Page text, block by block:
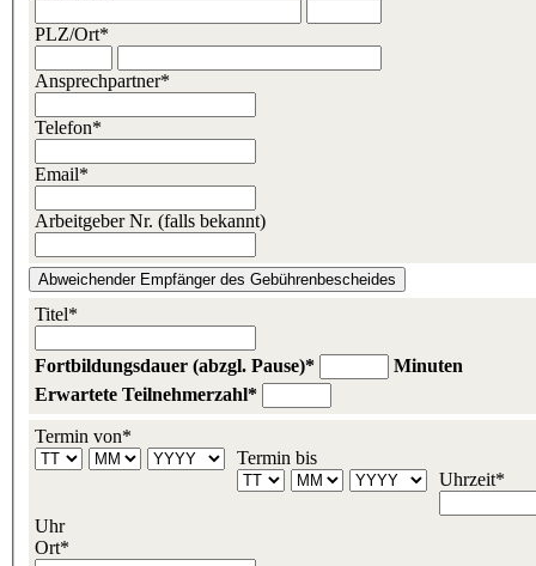
PLZ/Ort*
Ansprechpartner*
Telefon*
Email*
Arbeitgeber Nr. (falls bekannt)
Abweichender Empfänger des Gebührenbescheides
Titel*
Fortbildungsdauer (abzgl. Pause)*
Minuten
Erwartete Teilnehmerzahl*
Termin von*
Termin bis
Uhrzeit*
Uhr
Ort*